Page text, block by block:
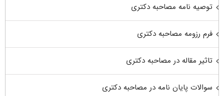
توصیه نامه مصاحبه دکتری
فرم رزومه مصاحبه دکتری
تاثیر مقاله در مصاحبه دکتری
سوالات پایان نامه در مصاحبه دکتری